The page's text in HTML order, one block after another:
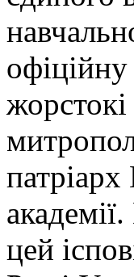
жорстокі
цей